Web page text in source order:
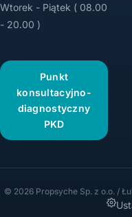
Wtorek - Piątek ( 08.00
- 20.00 )
Punkt
konsultacyjno-
diagnostyczny
PKD
© 2026 Propsyche Sp. z o.o. /